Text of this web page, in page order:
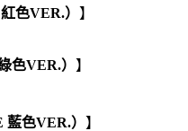
色VER.） 】
色VER.） 】
色VER.） 】